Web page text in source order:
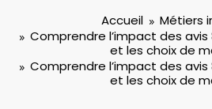
Accueil
Métiers
Comprendre l’impact des
et les choix de
Comprendre l’impact des
et les choix de